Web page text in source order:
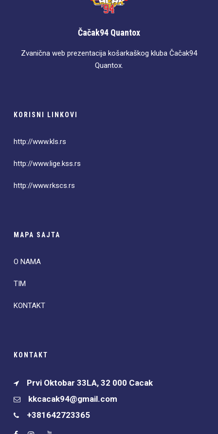
Čačak94 Quantox
Zvanična web prezentacija košarkaškog kluba Čačak94
Quantox.
KORISNI LINKOVI
http://www.kls.rs
http://www.lige.kss.rs
http://www.rkscs.rs
MAPA SAJTA
O NAMA
TIM
KONTAKT
KONTAKT
Prvi Oktobar 33LA, 32 000 Cacak
kkcacak94@gmail.com
+381642723365